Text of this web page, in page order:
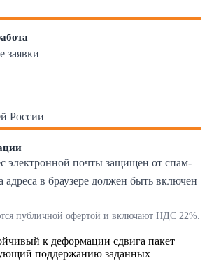
заявки
России
электронной почты защищен от спам-
адреса в браузере должен быть включен
публичной офертой и включают НДС 22%.
к деформации сдвига пакет
поддержанию заданных